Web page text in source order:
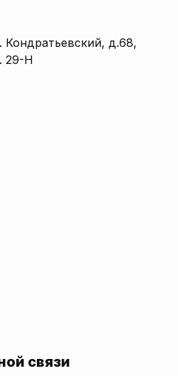
Кондратьевский, д.68,
29-Н
связи